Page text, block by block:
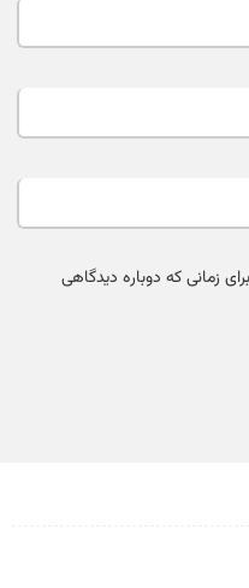
زمانی که دوباره دیدگاهی